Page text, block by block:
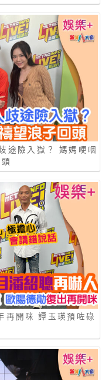
途險入獄？ 媽媽哽咽
再開咪 譚玉瑛預咗碌